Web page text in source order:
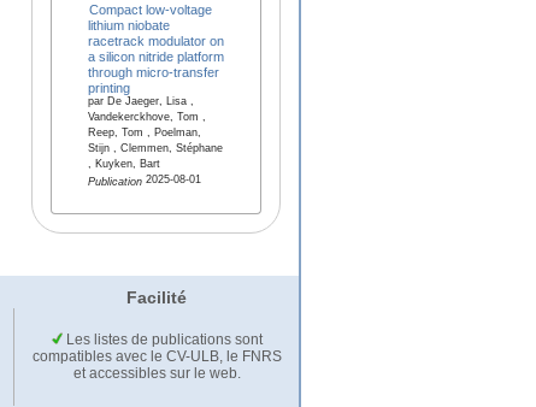
Compact low-voltage
lithium niobate
racetrack modulator on
a silicon nitride platform
through micro-transfer
printing
par De Jaeger, Lisa ,
Vandekerckhove, Tom ,
Reep, Tom , Poelman,
Stijn , Clemmen, Stéphane
, Kuyken, Bart
Publication2025-08-01
Facilité
Les listes de publications sont
compatibles avec le CV-ULB, le FNRS
et accessibles sur le web.